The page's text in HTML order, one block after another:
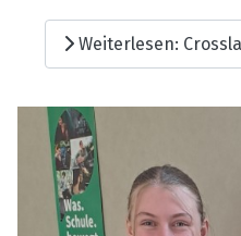
Weiterlesen: